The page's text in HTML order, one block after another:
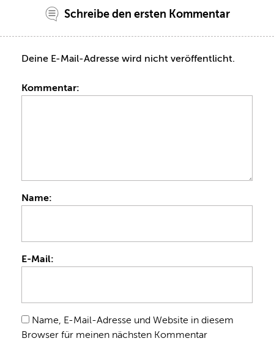
Schreibe den ersten Kommentar
Deine E-Mail-Adresse wird nicht veröffentlicht.
Kommentar:
Name:
E-Mail:
Name, E-Mail-Adresse und Website in diesem
Browser für meinen nächsten Kommentar